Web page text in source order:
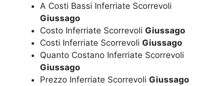
A Costi Bassi Inferriate Scorrevoli
Giussago
Costo Inferriate Scorrevoli Giussago
Costi Inferriate Scorrevoli Giussago
Quanto Costano Inferriate Scorrevoli
Giussago
Prezzo Inferriate Scorrevoli Giussago